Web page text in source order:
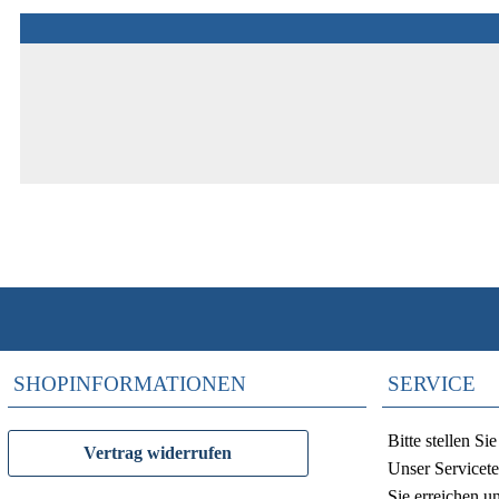
SHOPINFORMATIONEN
Vertrag widerrufen
SERVICE
Bitte stellen
Unser